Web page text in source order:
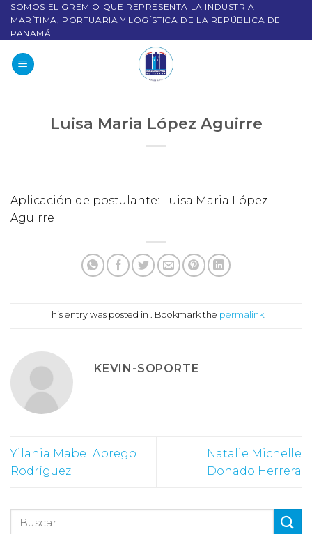
SOMOS EL GREMIO QUE REPRESENTA LA INDUSTRIA
MARÍTIMA, PORTUARIA Y LOGÍSTICA DE LA REPÚBLICA DE
PANAMÁ
Luisa Maria López Aguirre
Aplicación de postulante: Luisa Maria López
Aguirre
This entry was posted in . Bookmark the permalink.
KEVIN-SOPORTE
Yilania Mabel Abrego
Rodríguez
Natalie Michelle
Donado Herrera